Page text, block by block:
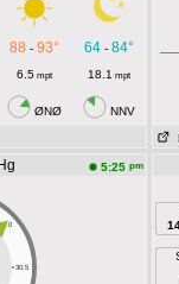
88 - 93° 64- 84°
6.5mpt 18.1 mpt
ØNØ NNV
5:25 pm
30.0
30.5